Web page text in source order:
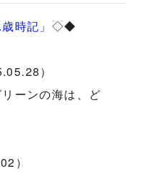
時記」 ◇◆
）
ーンの海は、ど
）